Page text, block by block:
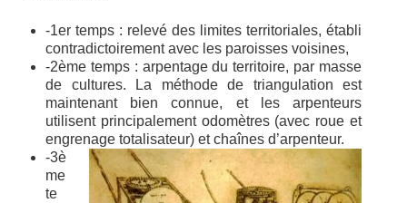
-1er temps : relevé des limites territoriales, établi
contradictoirement avec les paroisses voisines,
-2ème temps : arpentage du territoire, par masse
de cultures. La méthode de triangulation est
maintenant bien connue, et les arpenteurs
utilisent principalement odomètres (avec roue et
engrenage totalisateur) et chaînes d’arpenteur.
-3è
me
te